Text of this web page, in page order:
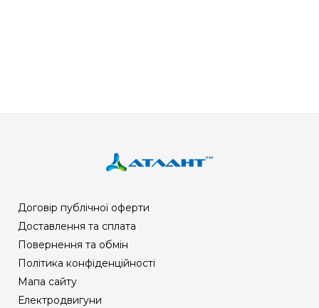
Договір публічної оферти
Доставлення та сплата
Повернення та обмін
Політика конфіденційності
Мапа сайту
Електродвигуни